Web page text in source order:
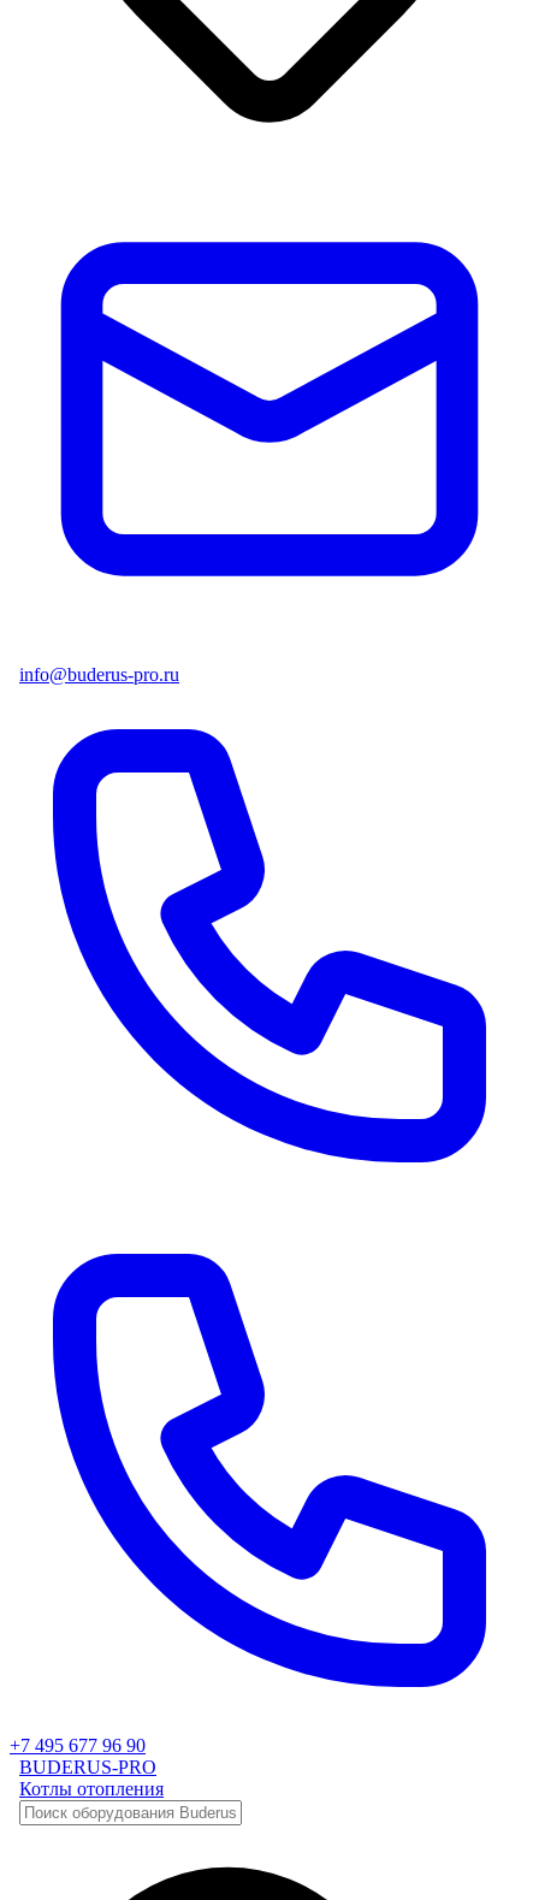
info@buderus-pro.ru
+7 495 677 96 90
BUDERUS-PRO
Котлы отопления